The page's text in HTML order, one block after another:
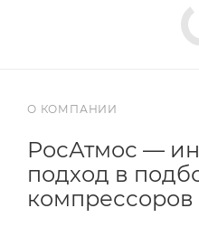
О КОМПАНИИ
РосАтмос —
подход в
компрессоров